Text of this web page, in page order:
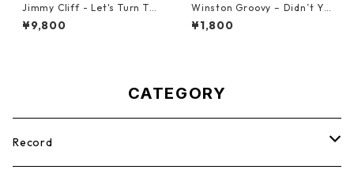
Jimmy Cliff - Let's Turn The
Table【7-21999】
¥9,800
Winston Groovy – Didn’t Yo
u Know【7-21811】
¥1,800
CATEGORY
Record